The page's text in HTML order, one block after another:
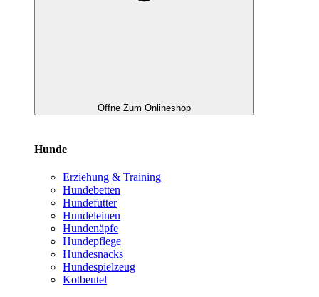
Öffne Zum Onlineshop
Hunde
Erziehung & Training
Hundebetten
Hundefutter
Hundeleinen
Hundenäpfe
Hundepflege
Hundesnacks
Hundespielzeug
Kotbeutel